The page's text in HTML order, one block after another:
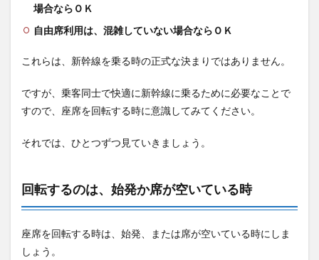
場合ならＯＫ
自由席利用は、混雑していない場合ならＯＫ
これらは、新幹線を乗る時の正式な決まりではありません。
ですが、乗客同士で快適に新幹線に乗るために必要なことで
すので、座席を回転する時に意識してみてください。
それでは、ひとつずつ見ていきましょう。
回転するのは、始発か席が空いている時
座席を回転する時は、始発、または席が空いている時にしま
しょう。